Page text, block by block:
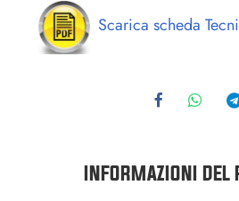
Scarica scheda
INFORMAZIONI DEL